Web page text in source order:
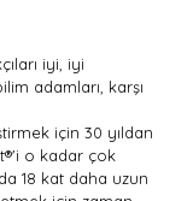
iyi, iyi
adamları, karşı
için 30 yıldan
®'i o kadar çok
18 kat daha uzun